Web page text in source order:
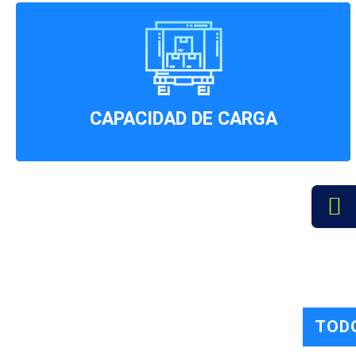
CAPACIDAD DE CARGA
Nuestros camiones están diseñados para
resistir y transportar con seguridad grandes